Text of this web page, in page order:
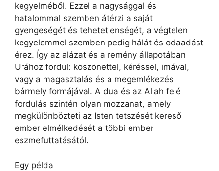
kegyelméből. Ezzel a nagysággal és
hatalommal szemben átérzi a saját
gyengeségét és tehetetlenségét, a végtelen
kegyelemmel szemben pedig hálát és odaadást
érez. Így az alázat és a remény állapotában
Urához fordul: köszönettel, kéréssel, imával,
vagy a magasztalás és a megemlékezés
bármely formájával. A dua és az Allah felé
fordulás szintén olyan mozzanat, amely
megkülönbözteti az Isten tetszését kereső
ember elmélkedését a többi ember
eszmefuttatásától.
Egy példa